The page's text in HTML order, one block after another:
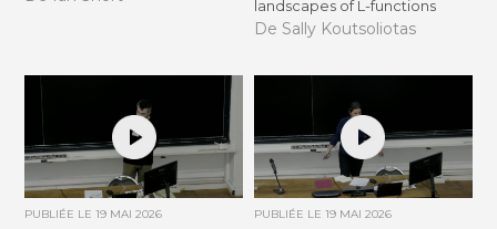
landscapes of L-functions
De Sally Koutsoliotas
PUBLIÉE LE19 MAI 2026 PUBLIÉE LE 19 MAI 2026